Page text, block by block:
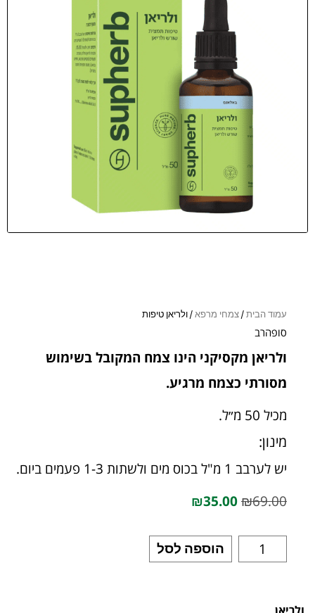
עמוד הבית/צמחי מרפא/ ולריאן טיפות
סופהרב
ולריאן מקסיקני הינו צמח המקובל בשימוש
מסורתי כצמח מרגיע.
מכיל 50 מ״ל.
מינון:
יש לערבב 1 מ"ל בכוס מים ולשתות 1-3 פעמים ביום.
₪69.00
₪35.00
הוספה לסל